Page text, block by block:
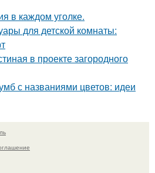
в каждом уголке.
для детской комнаты:
в проекте загородного
с названиями цветов: идеи